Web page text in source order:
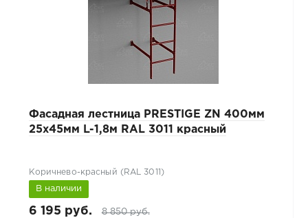
Фасадная лестница PRESTIGE ZN 400мм
25x45мм L-1,8м RAL 3011 красный
Коричнево-красный (RAL 3011)
В наличии
6 195 руб. 8 850 руб.